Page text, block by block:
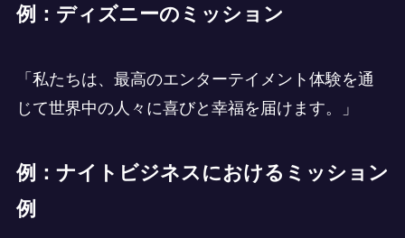
例：ディズニーのミッション
「私たちは、最高のエンターテイメント体験を通
じて世界中の人々に喜びと幸福を届けます。」
例：ナイトビジネスにおけるミッション
例